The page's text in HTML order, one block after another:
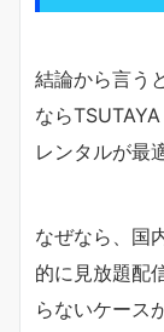
結論から言う
なら
レンタルが最
なぜなら、国
的に見放題配
らないケース